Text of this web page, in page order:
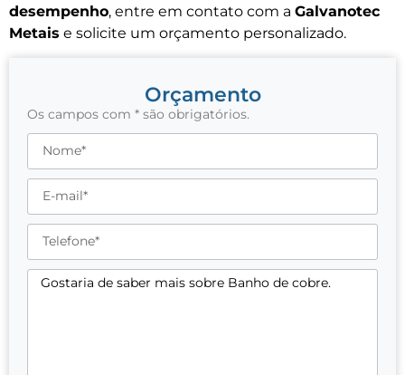
desempenho, entre em contato com a Galvanotec
Metais e solicite um orçamento personalizado.
Orçamento
Os campos com * são obrigatórios.